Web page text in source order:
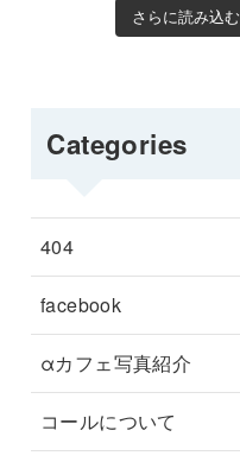
さらに読み込む
Categories
404
facebook
αカフェ写真紹介
コールについて